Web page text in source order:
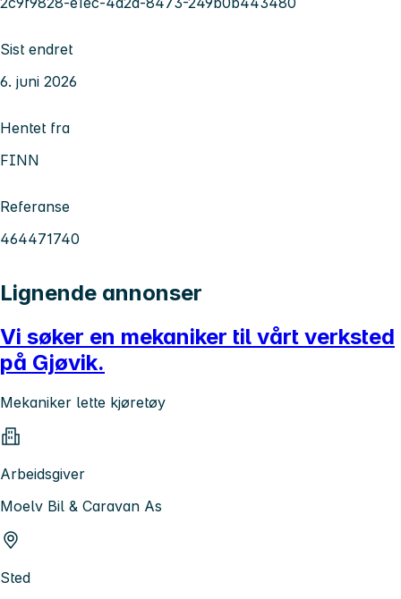
Sist endret
6. juni 2026
Hentet fra
FINN
Referanse
464471740
Lignende annonser
Vi søker en mekaniker til vårt verksted
på Gjøvik.
Mekaniker lette kjøretøy
Arbeidsgiver
Moelv Bil & Caravan As
Sted